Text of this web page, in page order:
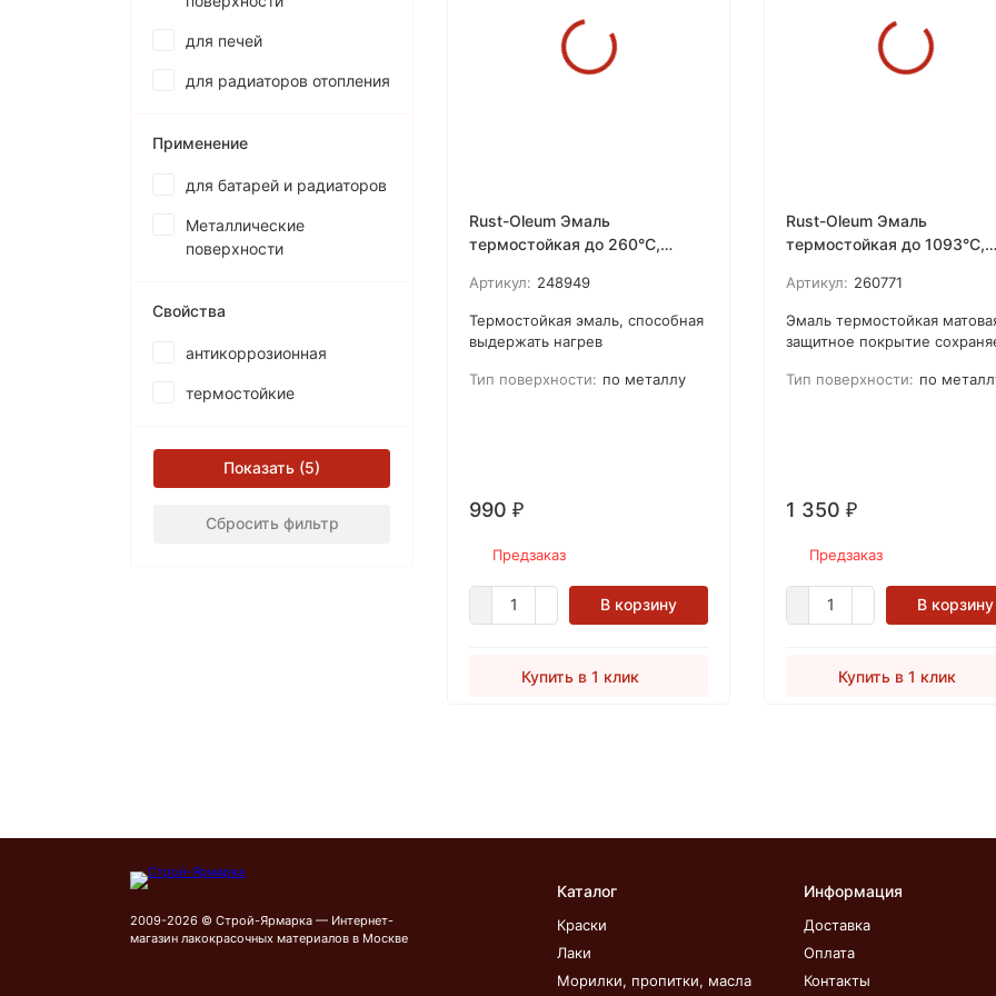
Rust-Oleum Эмаль
термостойкая до 260°С,
Артикул: 248949
​Термостойкая эмаль, способная
выдержать нагрев
260°С – это эффективная и
Тип поверхности: по металлу
990 ₽
Предзаказ
В корзину
Купить в 1 клик
Rust-Oleum Эмаль
термостойкая до 1093°С,
Артикул: 260771
​Эмаль термостойкая
защитное покрытие
поверхности до
Тип поверхности: по
1 350 ₽
Предзаказ
В корзину
Купить в 1 клик
для печей
для радиаторов отопления
Применение
для батарей и радиаторов
Металлические
поверхности
Свойства
антикоррозионная
термостойкие
Показать
Сбросить фильтр
2009-2026 © Строй-Ярмарка — Интернет-
магазин лакокрасочных материалов в Москве
Каталог
Краски
Лаки
Морилки, пропитки, масла
Информация
Доставка
Оплата
Контакты